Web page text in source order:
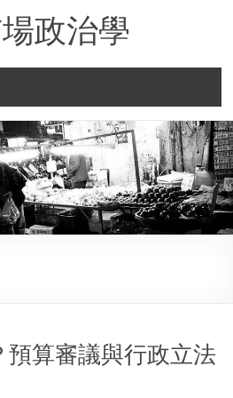
政治學
預算審議與行政立法